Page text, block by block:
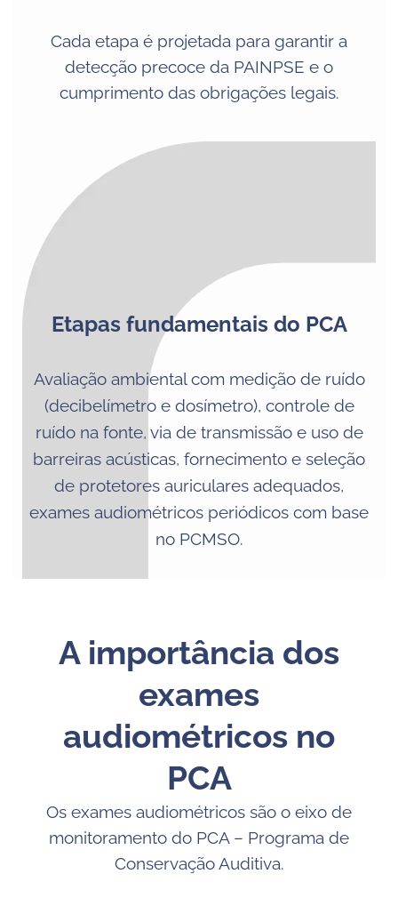
Cada etapa é projetada para garantir a
detecção precoce da PAINPSE e o
cumprimento das obrigações legais.
Etapas fundamentais do PCA
Avaliação ambiental com medição de ruído
(decibelímetro e dosímetro), controle de
ruído na fonte, via de transmissão e uso de
barreiras acústicas, fornecimento e seleção
de protetores auriculares adequados,
exames audiométricos periódicos com base
no PCMSO.
A importância dos
exames
audiométricos no
PCA
Os exames audiométricos são o eixo de
monitoramento do PCA – Programa de
Conservação Auditiva.